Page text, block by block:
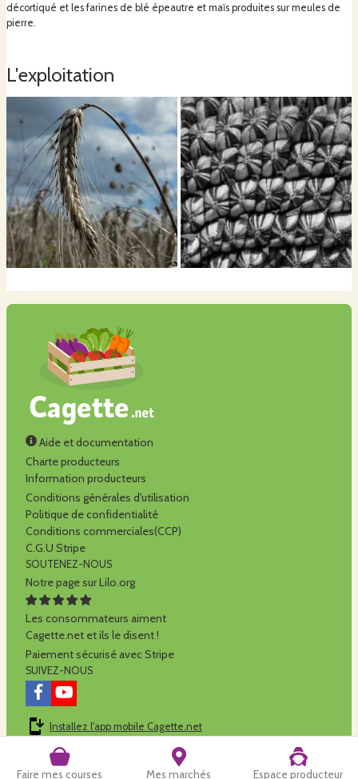
Faire mes courses Mes marchés Espace producteur
décortiqué et les farines de blé épeautre et maïs produites sur meules de
pierre.
L'exploitation
Aide et documentation
Charte producteurs
Information producteurs
Conditions générales d'utilisation
Politique de confidentialité
Conditions commerciales(CCP)
C.G.U Stripe
SOUTENEZ-NOUS
Notre page sur Lilo.org
Les consommateurs aiment
Cagette.net et ils le disent !
Paiement sécurisé avec Stripe
SUIVEZ-NOUS
Installez l'app mobile Cagette.net
Cagette.net est réalisé par la SCOP Alilo